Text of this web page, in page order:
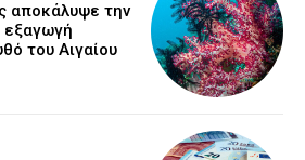
αποκάλυψε την
εξαγωγή
του Αιγαίου